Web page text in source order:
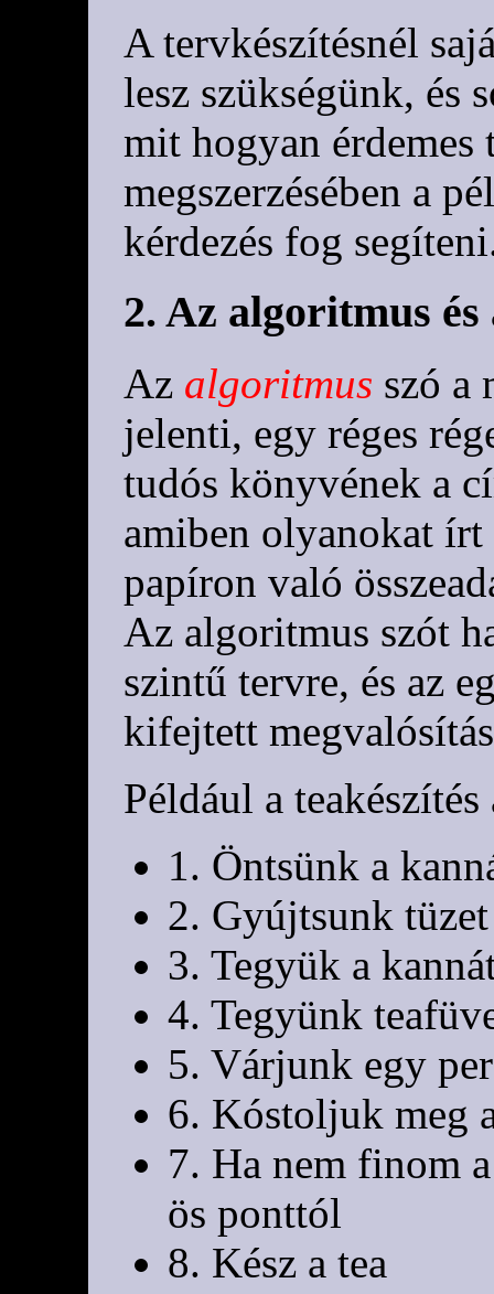
A tervkészítésnél
lesz szükségünk, és
mit hogyan érdemes
megszerzésében a
kérdezés fog
2. Az algoritmus és
Az algoritmus szó a
jelenti, egy réges
tudós könyvének a
amiben olyanokat
papíron való
Az algoritmus szót
szintű tervre, és az
kifejtett
Például a
1. Öntsünk a
2. Gyújtsunk tüzet
3. Tegyük a
4. Tegyünk
5. Várjunk egy
6. Kóstoljuk meg
7. Ha nem finom
ös ponttól
8. Kész a tea